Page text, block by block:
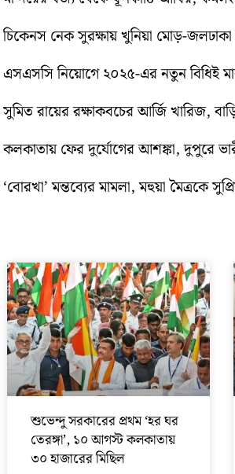
চিকেনস নেক সুরক্ষায় খুনিয়া মোড়-
এসএসসি নিয়োগে ২০২৫-এর নতুন বিধিই
সুমিত রায়ের রক্ষাকবচের আর্জি খারিজ,
কলকাতায় ফের দুর্যোগের আশঙ্কা, দুপুরে
‘বোরখা’ মন্তব্যের মামলা, মহুয়া মৈত্রকে
শুভেন্দু সরকারের প্রথম ‘হর ঘর
তেরঙ্গা’, ১০ আগস্ট কলকাতায়
৩০ হাজারের মিছিল